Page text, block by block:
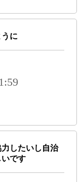
に
したいし自治
です